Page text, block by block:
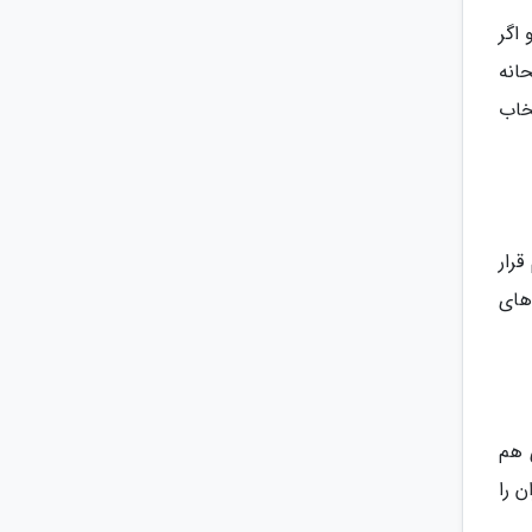
قیمت دارد و اگر
تومان) و غذاهای
هندی هم
ارزان را